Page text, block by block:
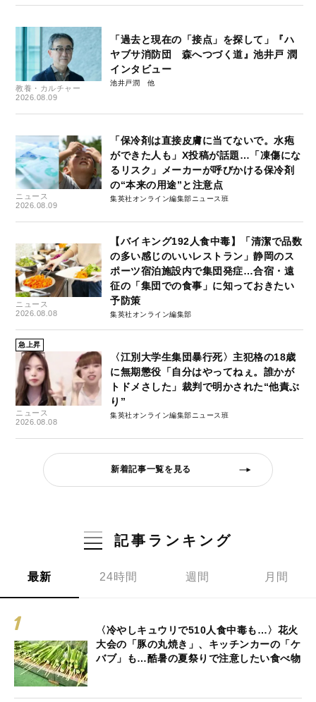
教養・カルチャー
2026.08.09
「過去と現在の「接点」を探して」『ハ
ヤブサ消防団 森へつづく道』池井戸 潤
インタビュー
池井戸潤
ニュース
2026.08.09
「保冷剤は直接皮膚に当てないで。水疱
ができた人も」X投稿が話題…「凍傷にな
るリスク」メーカーが呼びかける保冷剤
の“本来の用途”と注意点
集英社オンライン編集部ニュース班
ニュース
2026.08.08
【バイキング192人食中毒】「清潔で品数
の多い感じのいいレストラン」静岡のス
ポーツ宿泊施設内で集団発症…合宿・遠
征の「集団での食事」に知っておきたい
予防策
集英社オンライン編集部
急上昇
ニュース
2026.08.08
〈江別大学生集団暴行死〉主犯格の18歳
に無期懲役「自分はやってねぇ。誰かが
トドメさした」裁判で明かされた“他責ぶ
り”
集英社オンライン編集部ニュース班
新着記事一覧を見る
記事ランキング
最新 24時間 週間 月間
〈冷やしキュウリで510人食中毒も…〉花火
大会の「豚の丸焼き」、キッチンカーの「ケ
バブ」も…酷暑の夏祭りで注意したい食べ物